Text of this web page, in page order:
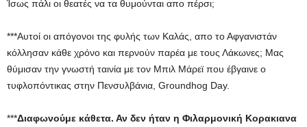
Ίσως πάλι οι θεατές να τα θυμούνται απο πέρσι;
***Αυτοί οι απόγονοι της φυλής των Καλάς, απο το Αφγανιστάν
κόλλησαν κάθε χρόνο και περνούν παρέα με τους Λάκωνες; Μας
θύμισαν την γνωστή ταινία με τον Μπιλ Μάρεϊ που έβγαινε ο
τυφλοπόντικας στην Πενσυλβάνια, Groundhog Day.
***Διαφωνούμε κάθετα. Αν δεν ήταν η Φιλαρμονική Κορακιανα